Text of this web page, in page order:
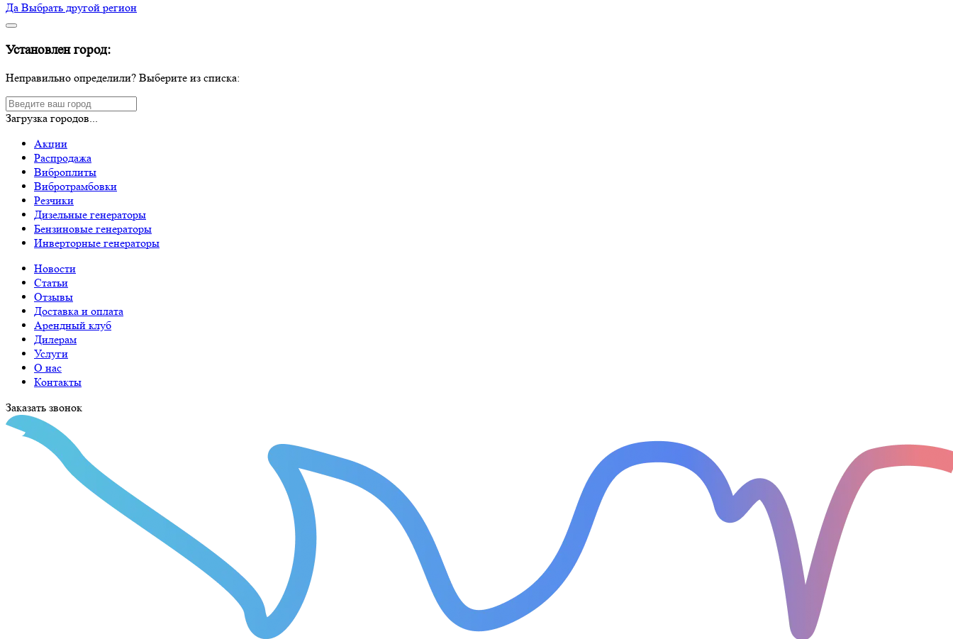
Да Выбрать другой регион
Установлен город:
Неправильно определили? Выберите из списка:
Загрузка городов...
Акции
Распродажа
Виброплиты
Вибротрамбовки
Резчики
Дизельные генераторы
Бензиновые генераторы
Инверторные генераторы
Новости
Статьи
Отзывы
Доставка и оплата
Арендный клуб
Дилерам
Услуги
О нас
Контакты
Заказать звонок